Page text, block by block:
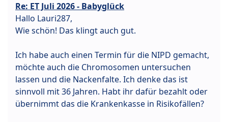
Re: ET Juli 2026 - Babyglück
Hallo Lauri287,
Wie schön! Das klingt auch gut.
Ich habe auch einen Termin für die NIPD gemacht,
möchte auch die Chromosomen untersuchen
lassen und die Nackenfalte. Ich denke das ist
sinnvoll mit 36 Jahren. Habt ihr dafür bezahlt oder
übernimmt das die Krankenkasse in Risikofällen?